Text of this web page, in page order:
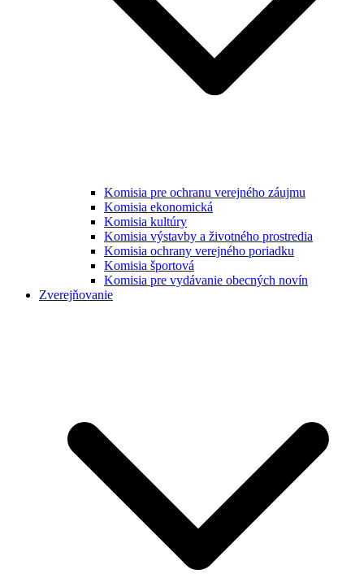
Komisia pre ochranu verejného záujmu
Komisia ekonomická
Komisia kultúry
Komisia výstavby a životného prostredia
Komisia ochrany verejného poriadku
Komisia športová
Komisia pre vydávanie obecných novín
Zverejňovanie